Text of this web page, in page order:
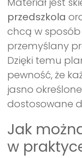
przedszkola
chcą w
przemyślany
Dzięki temu
pewność, że
jasno
dostosowane
Jak
w